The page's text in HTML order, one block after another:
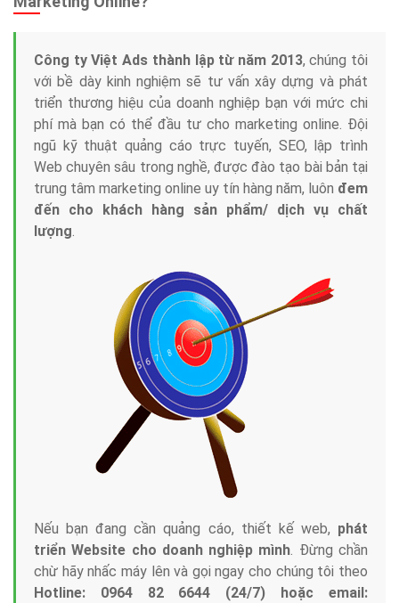
Công ty Việt Ads thành lập từ năm 2013, chúng tôi
với bề dày kinh nghiệm sẽ tư vấn xây dựng và phát
triển thương hiệu của doanh nghiệp bạn với mức chi
phí mà bạn có thể đầu tư cho marketing online. Đội
ngũ kỹ thuật quảng cáo trực tuyến, SEO, lập trình
Web chuyên sâu trong nghề, được đào tạo bài bản tại
trung tâm marketing online uy tín hàng năm, luôn đem
đến cho khách hàng sản phẩm/ dịch vụ chất
lượng.
Nếu bạn đang cần quảng cáo, thiết kế web, phát
triển Website cho doanh nghiệp mình. Đừng chần
chừ hãy nhấc máy lên và gọi ngay cho chúng tôi theo
Hotline: 0964 82 6644 (24/7) hoặc email: